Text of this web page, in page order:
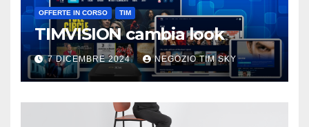
OFFERTE IN CORSO TIM
TIMVISION cambia look
7 DICEMBRE 2024 NEGOZIO TIM SKY